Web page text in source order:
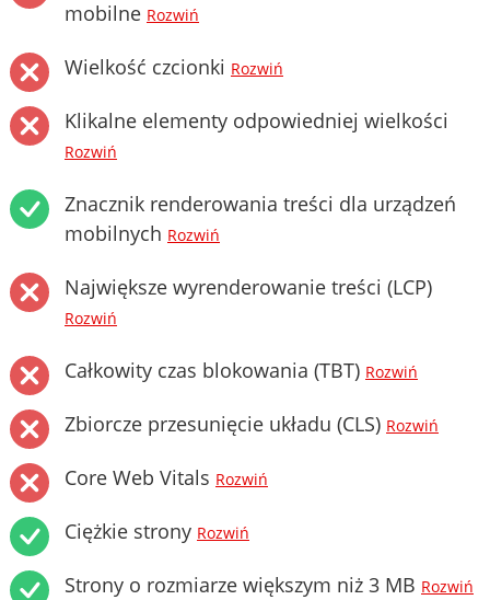
mobilne Rozwiń
Wielkość czcionki Rozwiń
Klikalne elementy odpowiedniej wielkości
Rozwiń
Znacznik renderowania treści dla urządzeń
mobilnych Rozwiń
Największe wyrenderowanie treści (LCP)
Rozwiń
Całkowity czas blokowania (TBT) Rozwiń
Zbiorcze przesunięcie układu (CLS) Rozwiń
Core Web Vitals Rozwiń
Ciężkie strony Rozwiń
Strony o rozmiarze większym niż 3 MB Rozwiń